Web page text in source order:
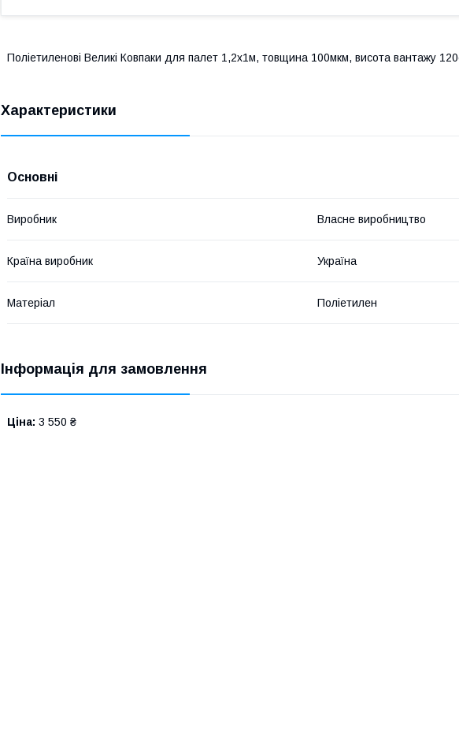
Поліетиленові Великі Ковпаки для палет 1,2х1м, товщина 100мкм, висота вантажу
Характеристики
Основні
Виробник Власне виробництво
Країна виробник Україна
Матеріал Поліетилен
Інформація для замовлення
Ціна: 3 550 ₴